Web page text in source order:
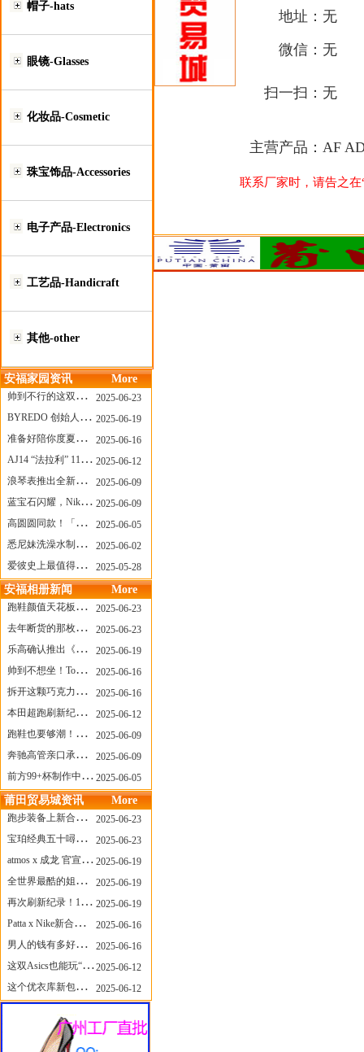
帽子-hats
眼镜-Glasses
化妆品-Cosmetic
珠宝饰品-Accessories
电子产品-Electronics
工艺品-Handicraft
其他-other
安福家园资讯 More
帅到不行的这双跑鞋，其实藏着Nike第一位签约跑者的故事
2025-06-23
BYREDO 创始人离任，也带走了那份灵魂感
2025-06-19
准备好陪你度夏，nanamica x Suicoke 新联名来了
2025-06-16
AJ14 “法拉利” 11年后回归，红色超跑气场全开
2025-06-12
浪琴表推出全新先行者系列祖鲁时间1925腕表
2025-06-09
蓝宝石闪耀，Nike Air Max DN8 华丽变身
2025-06-09
高圆圆同款！「赤足New Balance」新联名曝光，铺货了
2025-06-05
悉尼妹洗澡水制成肥皂开启售卖！男粉：这肥皂能吃吗？
2025-06-02
爱彼史上最值得看的大展！揭秘150年传奇制表背后
2025-05-28
安福相册新闻 More
跑鞋颜值天花板？日常也能帅一脸
2025-06-23
去年断货的那枚表， CASIO指环表又要发售了
2025-06-23
乐高确认推出《哥斯拉》积木，这设计也太酷了！
2025-06-19
帅到不想坐！Tom Sachs x Helinox 这把露营椅太炸了
2025-06-16
拆开这颗巧克力，居然是皮卡丘？
2025-06-16
本田超跑刷新纪录了！700万元成交价
2025-06-12
跑鞋也要够潮！昂跑 x Slam Jam 联名即将发售
2025-06-09
奔驰高管亲口承认：电动G级，完全失败了！
2025-06-09
前方99+杯制作中！「爷爷不泡茶」苹果狗、桃桃喵，今夏顶流潮饮！
2025-06-05
莆田贸易城资讯 More
跑步装备上新合集，最近有什么可以关注的呢？
2025-06-23
宝珀经典五十噚家族再添新员 适配所有腕围的38mm小表径腕表亮相
2025-06-23
atmos x 成龙 官宣，《警察故事》联名短袖公布！
2025-06-19
全世界最酷的姐姐，和Nike联名的鞋要来了！
2025-06-19
再次刷新纪录！14只 LABUBU 共拍出240万元
2025-06-19
Patta x Nike新合作提前泄露，这次的服饰周边也有亮点？
2025-06-16
男人的钱有多好赚？四个大学生创业卖短裤，年销8个亿！
2025-06-16
这双Asics也能玩“牛仔感”？TOGA联名即将登场！
2025-06-12
这个优衣库新包，能火起来吗？
2025-06-12
地址： 无
微信： 无
扫一扫： 无
主营产品： AF
联系厂家时，请告之